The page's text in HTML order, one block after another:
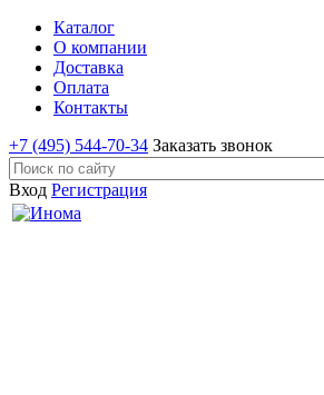
Каталог
О компании
Доставка
Оплата
Контакты
+7 (495) 544-70-34 Заказать звонок
Вход Регистрация